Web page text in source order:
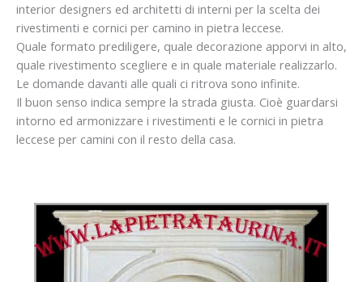
interior designers ed architetti di interni per la scelta dei
rivestimenti e cornici per camino in pietra leccese.
Quale formato prediligere, quale decorazione apporvi in alto,
quale rivestimento scegliere e in quale materiale realizzarlo.
Le domande davanti alle quali ci ritrova sono infinite.
Il buon senso indica sempre la strada giusta. Cioè guardarsi
intorno ed armonizzare i rivestimenti e le cornici in pietra
leccese per camini con il resto della casa.